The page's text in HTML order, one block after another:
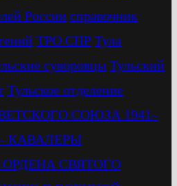
России справочник
ТРО СПР Тула
суворовцы Тульский
Тульское отделение
СОЮЗА 1941–
КАВАЛЕРЫ
СВЯТОГО